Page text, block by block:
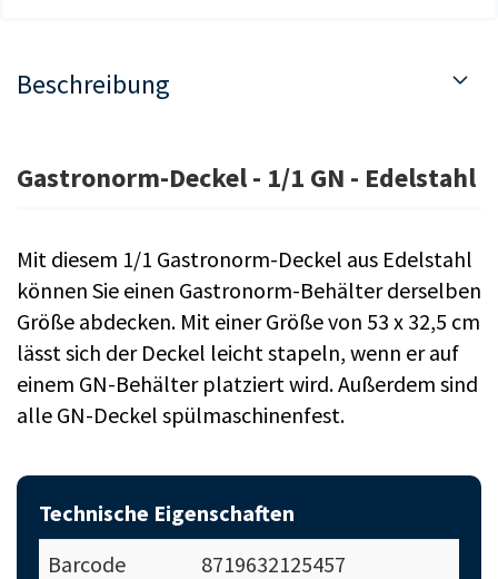
Beschreibung
Gastronorm-Deckel - 1/1 GN - Edelstahl
Mit diesem 1/1 Gastronorm-Deckel aus Edelstahl
können Sie einen Gastronorm-Behälter derselben
Größe abdecken. Mit einer Größe von 53 x 32,5 cm
lässt sich der Deckel leicht stapeln, wenn er auf
einem GN-Behälter platziert wird. Außerdem sind
alle GN-Deckel spülmaschinenfest.
Technische Eigenschaften
Barcode
8719632125457